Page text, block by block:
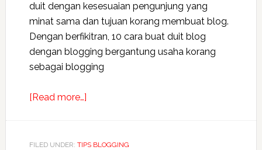
duit dengan kesesuaian pengunjung yang
minat sama dan tujuan korang membuat blog.
Dengan berfikitran, 10 cara buat duit blog
dengan blogging bergantung usaha korang
sebagai blogging
[Read more…]about
cara
FILED UNDER: TIPS BLOGGING